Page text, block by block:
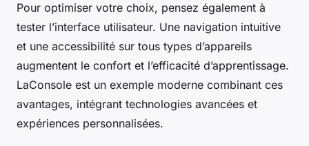
Pour optimiser votre choix, pensez également à
tester l’interface utilisateur. Une navigation intuitive
et une accessibilité sur tous types d’appareils
augmentent le confort et l’efficacité d’apprentissage.
LaConsole est un exemple moderne combinant ces
avantages, intégrant technologies avancées et
expériences personnalisées.